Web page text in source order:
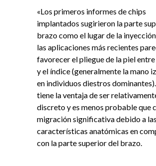
«Los primeros informes de chips
implantados sugirieron la parte
brazo como el lugar de la
las aplicaciones más recientes
favorecer el pliegue de la piel
y el índice (generalmente la mano
en individuos diestros
tiene la ventaja de ser
discreto y es menos probable que
migración significativa debido a las
características anatómicas en
con la parte superior del brazo.